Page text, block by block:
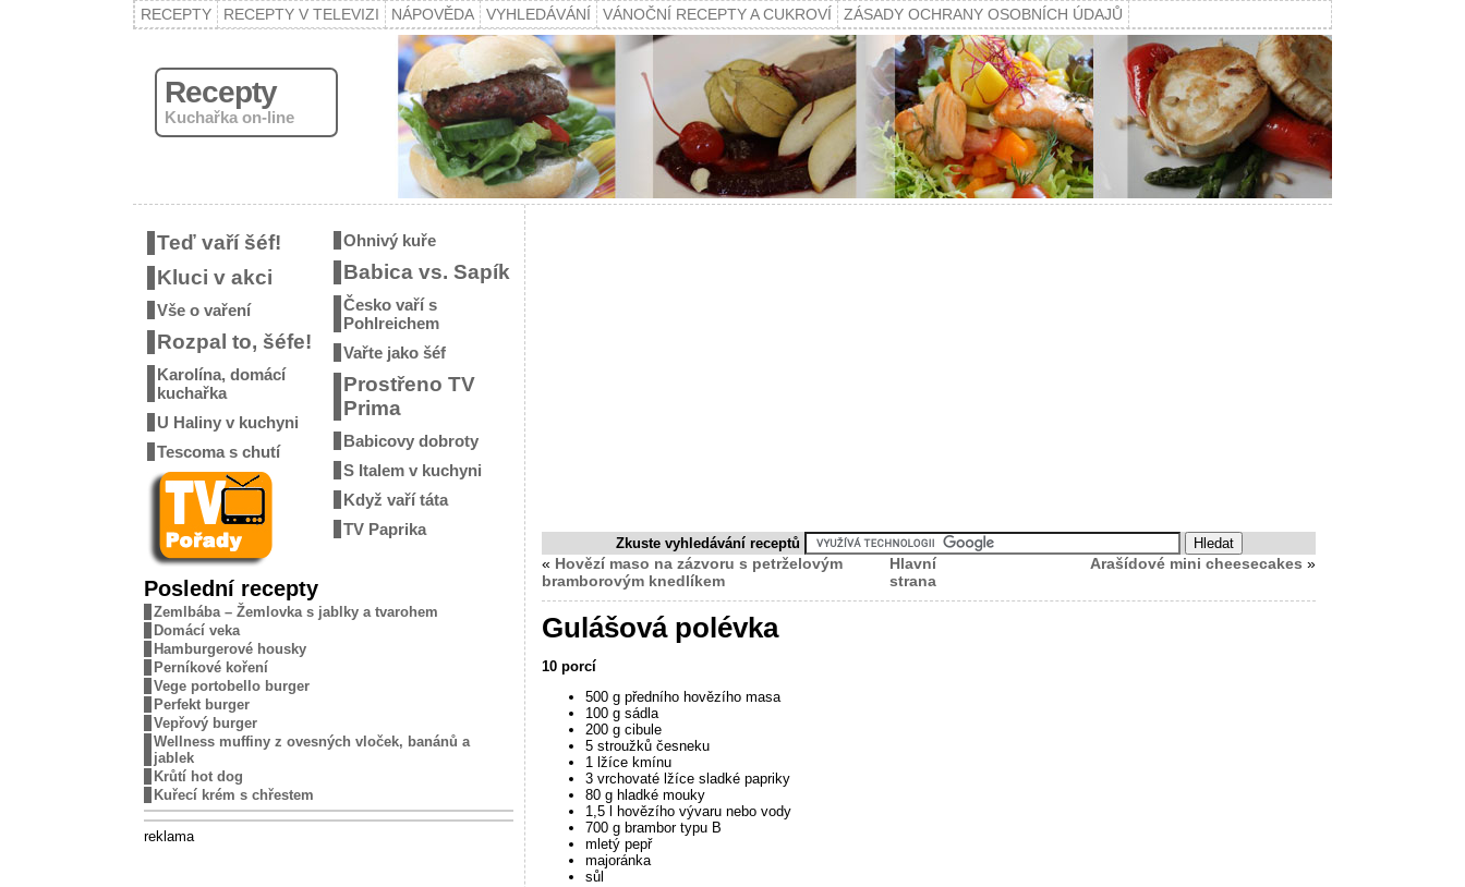
RECEPTY RECEPTY V TELEVIZI NÁPOVĚDA VYHLEDÁVÁNÍ VÁNOČNÍ RECEPTY A CUKROVÍ ZÁSADY OCHRANY OSOBNÍCH ÚDAJŮ
Recepty
Kuchařka on-line
Teď vaří šéf!
Kluci v akci
Vše o vaření
Rozpal to, šéfe!
Karolína, domácí
kuchařka
U Haliny v kuchyni
Tescoma s chutí
Ohnivý kuře
Babica vs. Sapík
Česko vaří s
Pohlreichem
Vařte jako šéf
Prostřeno TV
Prima
Babicovy dobroty
S Italem v kuchyni
Když vaří táta
TV Paprika
Poslední recepty
Zemlbába – Žemlovka s jablky a tvarohem
Domácí veka
Hamburgerové housky
Perníkové koření
Vege portobello burger
Perfekt burger
Vepřový burger
Wellness muffiny z ovesných vloček, banánů a
jablek
Krůtí hot dog
Kuřecí krém s chřestem
reklama
Zkuste vyhledávání receptů
« Hovězí maso na zázvoru s petrželovým
bramborovým knedlíkem
Hlavní
strana
Arašídové mini cheesecakes »
Gulášová polévka
10 porcí
500 g předního hovězího masa
100 g sádla
200 g cibule
5 stroužků česneku
1 lžíce kmínu
3 vrchovaté lžíce sladké papriky
80 g hladké mouky
1,5 l hovězího vývaru nebo vody
700 g brambor typu B
mletý pepř
majoránka
sůl